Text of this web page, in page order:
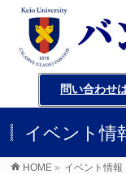
問い合わせ
イベント情
HOME » イベント情報